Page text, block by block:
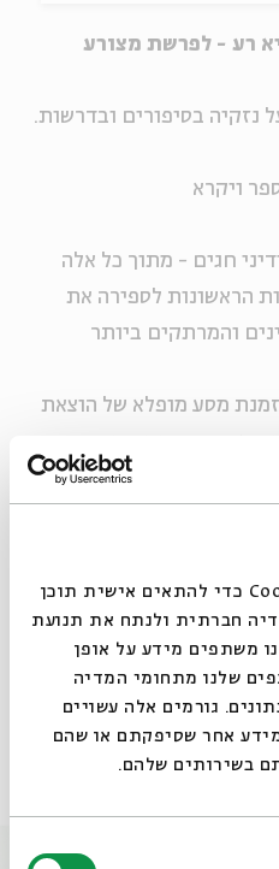
אנחנו משתמשים בקובצי Cookie כדי להתאים אישית תוכן
חברתית ולנתח את תנועת
משתפים מידע על אופן
שלנו מתחומי המדיה
גורמים אלה עשויים
אחר שסיפקתם או שהם
בשירותים שלהם.
רע - לפרשת מצורע
נזקיה בסיפורים ובדרשות.
ויקרא
חגים - מתוך כל אלה
הראשונות לספירה את
והמרתקים ביותר
מסע מופלא של הוצאת
ודמיון ששורשיהם
הסבר לכאורה של ספר
הרשמה לאירועים דומים